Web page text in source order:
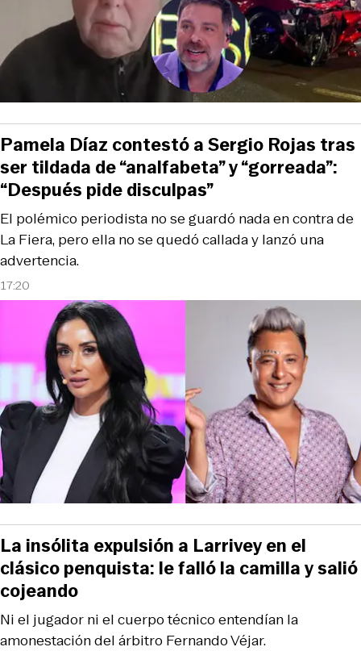
17:20
El polémico periodista no se guardó nada en contra de
La Fiera, pero ella no se quedó callada y lanzó una
advertencia.
Pamela Díaz contestó a Sergio Rojas tras
ser tildada de “analfabeta” y “gorreada”:
“Después pide disculpas”
Ni el jugador ni el cuerpo técnico entendían la
amonestación del árbitro Fernando Véjar.
La insólita expulsión a Larrivey en el
clásico penquista: le falló la camilla y salió
cojeando